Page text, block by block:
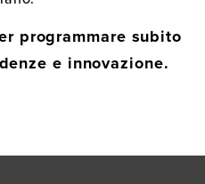
programmare subito
e innovazione.